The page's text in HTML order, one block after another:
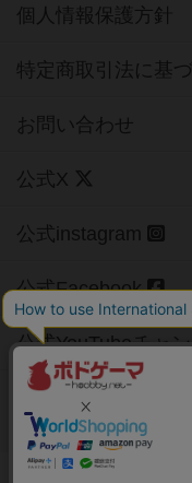
個人情報保護方針
特定商取引法に基
お問い合わせ
公式X
公式instagram
公式Facebook
公式YouTubeチャ